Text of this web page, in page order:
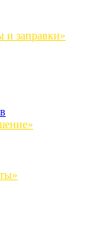
и заправки»